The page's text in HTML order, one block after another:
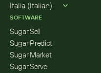
Italia (Italian)
SOFTWARE
Sugar Sell
Sugar Predict
Sugar Market
Sugar Serve